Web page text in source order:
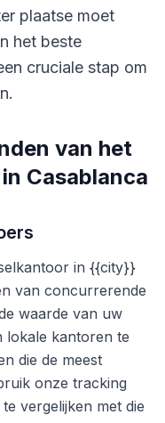
plaatse moet
het beste
cruciale stap om
van het
Casablanca
in {{city}}
van concurrerende
waarde van uw
lokale kantoren te
die de meest
onze tracking
vergelijken met die